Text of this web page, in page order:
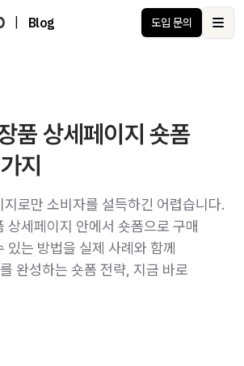
Blog 도입 문의
품 상세페이지 숏폼
지
로만 소비자를 설득하긴 어렵습니다.
상세페이지 안에서 숏폼으로 구매
있는 방법을 실제 사례와 함께
완성하는 숏폼 전략, 지금 바로